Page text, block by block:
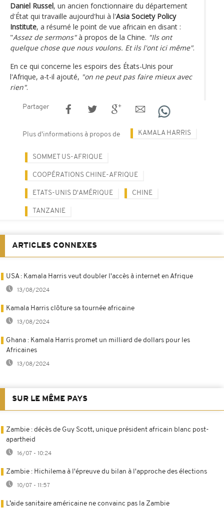
Daniel Russel, un ancien fonctionnaire du département
d'État qui travaille aujourd'hui à l'Asia Society Policy
Institute, a résumé le point de vue africain en disant :
"Assez de sermons"à propos de la Chine. "Ils ont
quelque chose que nous voulons. Et ils l'ont ici même".
En ce qui concerne les espoirs des États-Unis pour
l'Afrique, a-t-il ajouté, "on ne peut pas faire mieux avec
rien".
Partager
Plus d'informations à propos de KAMALA HARRIS
SOMMET US-AFRIQUE
COOPÉRATIONS CHINE-AFRIQUE
ETATS-UNIS D'AMÉRIQUE CHINE
TANZANIE
ARTICLES CONNEXES
USA : Kamala Harris veut doubler l'accès à internet en Afrique
13/08/2024
Kamala Harris clôture sa tournée africaine
13/08/2024
Ghana : Kamala Harris promet un milliard de dollars pour les
Africaines
13/08/2024
SUR LE MÊME PAYS
Zambie : décès de Guy Scott, unique président africain blanc post-
apartheid
16/07 - 10:24
Zambie : Hichilema à l'épreuve du bilan à l'approche des élections
10/07 - 11:57
L’aide sanitaire américaine ne convainc pas la Zambie